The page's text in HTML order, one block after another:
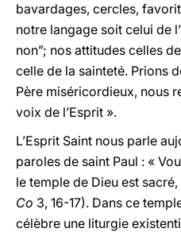
bavardages, cercles,
notre langage soit celui de
non”; nos attitudes celles
celle de la sainteté. Prions
Père miséricordieux, nous
voix de l’Esprit ».
L’Esprit Saint nous parle
paroles de saint Paul : «
le temple de Dieu est
Co 3, 16-17). Dans ce
célèbre une liturgie